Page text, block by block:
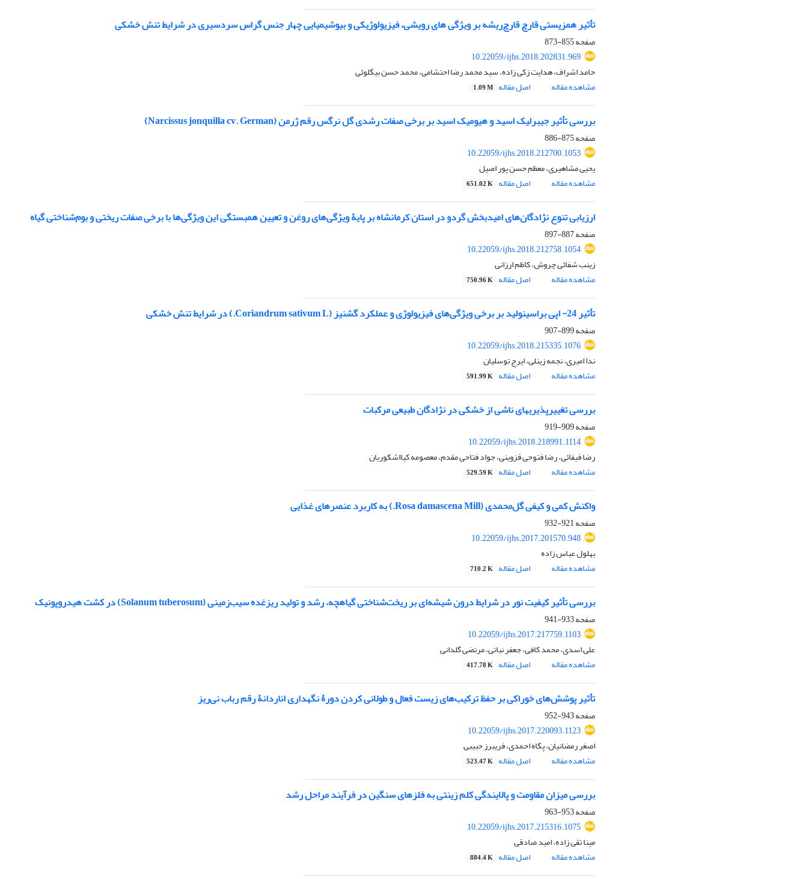
تأثیر همزیستی قارچ قارچ‌ریشه بر ویژگی های رویشی، فیزیولوژیکی و بیوشیمیایی چهار جنس گراس سردسیری در شرایط تنش خشکی
صفحه855-873
10.22059/ijhs.2018.202831.969
حامد اشراف، هدایت زکی زاده، سید محمد رضا احتشامی، محمد حسن بیگلوئی
مشاهده مقاله
اصل مقاله 1.09 M
بررسی تأثیر جیبرلیک اسید و هیومیک اسید بر برخی صفات رشدی گل نرگس رقم ژرمن (Narcissus jonquilla cv. German)
صفحه875-886
10.22059/ijhs.2018.212700.1053
یحیی مشاهیری، معظم حسن پور اصیل
مشاهده مقاله
اصل مقاله 651.02 K
ارزیابی تنوع نژادگان‌های امیدبخش گردو در استان کرمانشاه بر پایۀ ویژگی‌های روغن و تعیین همبستگی این ویژگی‌ها با برخی صفات ریختی و بوم‌شناختی گیاه
صفحه887-897
10.22059/ijhs.2018.212758.1054
زینب شفائی چروش، کاظم ارزانی
مشاهده مقاله
اصل مقاله 750.96 K
تأثیر 24- اپی براسینولید بر برخی ویژگی‌های فیزیولوژی و عملکرد گشنیز (Coriandrum sativum L.) در شرایط تنش خشکی
صفحه899-907
10.22059/ijhs.2018.215335.1076
ندا امیری، نجمه زینلی، ایرج توسلیان
مشاهده مقاله
اصل مقاله 591.99 K
بررسی تغییرپذیریهای ناشی از خشکی در نژادگان طبیعی مرکبات
صفحه909-919
10.22059/ijhs.2018.218991.1114
رضا فیفائی، رضا فتوحی قزوینی، جواد فتاحی مقدم، معصومه کیااشکوریان
مشاهده مقاله
اصل مقاله 529.59 K
واکنش کمی و کیفی گل‌محمدی (Rosa damascena Mill.) به کاربرد عنصرهای غذایی
صفحه921-932
10.22059/ijhs.2017.201570.948
بهلول عباس زاده
مشاهده مقاله
اصل مقاله 710.2 K
بررسی تأثیر کیفیت نور در شرایط درون شیشه‌ای بر ریخت‌شناختی گیاهچه، رشد و تولید ریزغده سیب‌زمینی (Solanum tuberosum) در کشت هیدروپونیک
صفحه933-941
10.22059/ijhs.2017.217759.1103
علی اسدی، محمد کافی، جعفر نباتی، مرتضی گلدانی
مشاهده مقاله
اصل مقاله 417.78 K
تأثیر پوشش‌های خوراکی بر حفظ ترکیب‌های زیست ‏فعال و طولانی کردن دورۀ نگهداری اناردانۀ رقم رباب نی‌ریز
صفحه943-952
10.22059/ijhs.2017.220093.1123
اصغر رمضانیان، پگاه احمدی، فریبرز حبیبی
مشاهده مقاله
اصل مقاله 523.47 K
بررسی میزان مقاومت و پالایندگی کلم زینتی به فلزهای سنگین در فرآیند مراحل رشد
صفحه953-963
10.22059/ijhs.2017.215316.1075
مینا تقی زاده، امید صادقی
مشاهده مقاله
اصل مقاله 884.4 K